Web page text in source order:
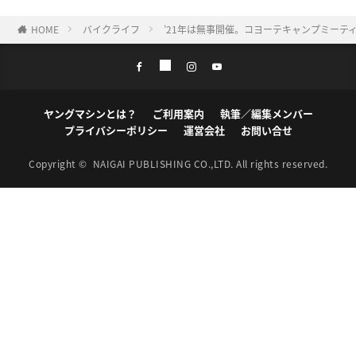
HOME バイクライフ ’21年は無事開催。コヨーテキャンプミー
ヤングマシンとは？ ご利用案内
執筆／編集メンバー
プライバシーポリシー
運営会社 お問い合せ
Copyright © NAIGAI PUBLISHING CO.,LTD. All rights reserved.